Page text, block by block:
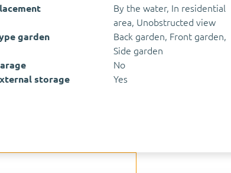
By the water, In residential
area, Unobstructed view
garden
Back garden, Front garden,
Side garden
No
storage
Yes